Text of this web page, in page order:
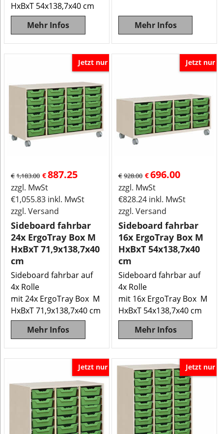
HxBxT 54x138,7x40 cm
Mehr Infos
Mehr Infos
Jetzt nur
€1,183.00 €887.25
zzgl. MwSt
€1,055.83 inkl. MwSt
zzgl. Versand
Sideboard fahrbar
24x ErgoTray Box M
HxBxT 71,9x138,7x40
cm
Sideboard fahrbar auf
4x Rolle
mit 24x ErgoTray Box M
HxBxT 71,9x138,7x40 cm
Mehr Infos
Jetzt nur
€928.00 €696.00
zzgl. MwSt
€828.24 inkl. MwSt
zzgl. Versand
Sideboard fahrbar
16x ErgoTray Box M
HxBxT 54x138,7x40
cm
Sideboard fahrbar auf
4x Rolle
mit 16x ErgoTray Box M
HxBxT 54x138,7x40 cm
Mehr Infos
Jetzt nur Jetzt nur